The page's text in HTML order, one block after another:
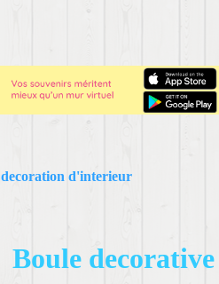
decoration d'interieur
Boule decorative